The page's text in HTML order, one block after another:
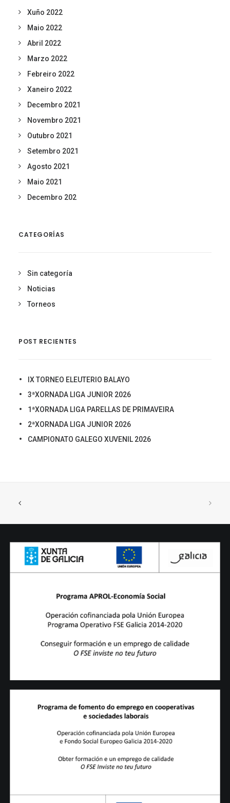
Xuño 2022
Maio 2022
Abril 2022
Marzo 2022
Febreiro 2022
Xaneiro 2022
Decembro 2021
Novembro 2021
Outubro 2021
Setembro 2021
Agosto 2021
Maio 2021
Decembro 202
CATEGORÍAS
Sin categoría
Noticias
Torneos
POST RECIENTES
IX TORNEO ELEUTERIO BALAYO
3ªXORNADA LIGA JUNIOR 2026
1ªXORNADA LIGA PARELLAS DE PRIMAVEIRA
2ªXORNADA LIGA JUNIOR 2026
CAMPIONATO GALEGO XUVENIL 2026